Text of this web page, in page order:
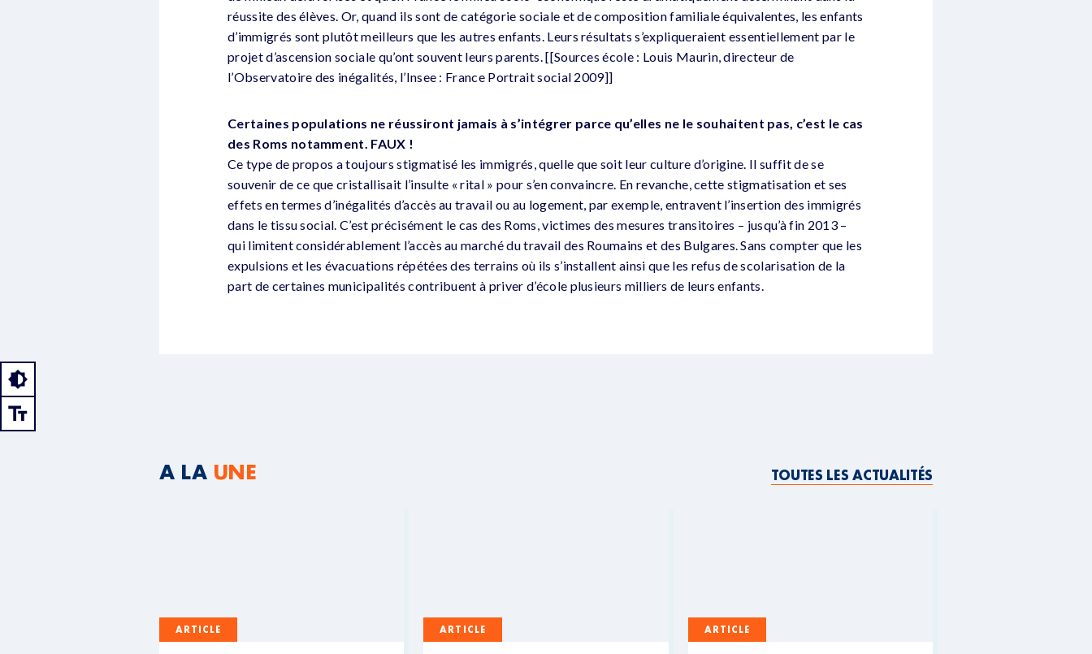
réussite des élèves. Or, quand ils sont de catégorie sociale et de composition familiale équivalentes, les enfants
d’immigrés sont plutôt meilleurs que les autres enfants. Leurs résultats s’expliqueraient essentiellement par le
projet d’ascension sociale qu’ont souvent leurs parents. [[Sources école : Louis Maurin, directeur de
l’Observatoire des inégalités, l’Insee : France Portrait social 2009]]
Certaines populations ne réussiront jamais à s’intégrer parce qu’elles ne le souhaitent pas, c’est le cas
des Roms notamment. FAUX !
Ce type de propos a toujours stigmatisé les immigrés, quelle que soit leur culture d’origine. Il suffit de se
souvenir de ce que cristallisait l’insulte « rital » pour s’en convaincre. En revanche, cette stigmatisation et ses
effets en termes d’inégalités d’accès au travail ou au logement, par exemple, entravent l’insertion des immigrés
dans le tissu social. C’est précisément le cas des Roms, victimes des mesures transitoires – jusqu’à fin 2013 –
qui limitent considérablement l’accès au marché du travail des Roumains et des Bulgares. Sans compter que les
expulsions et les évacuations répétées des terrains où ils s’installent ainsi que les refus de scolarisation de la
part de certaines municipalités contribuent à priver d’école plusieurs milliers de leurs enfants.
A LA UNE TOUTES LES ACTUALITÉS
ARTICLE ARTICLE ARTICLE